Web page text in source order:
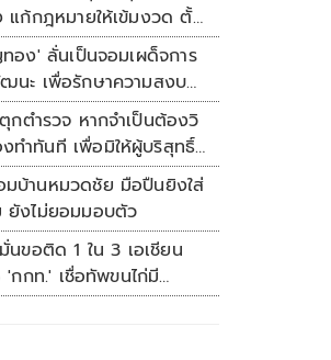
แก้กฎหมายให้เข้มงวด ตั้ง
อง' ลั่นเป็นจอมเผด็จการ
นะ เพื่อรักษาความสงบ
ในรพ.
กตำรวจ หากจำเป็นต้องวิ
ทำทันที เพื่อมิให้ผู้บริสุทธิ์
มบ้านหมวดชัย มือปืนยิงใส่
งไม่ยอมมอบตัว
ขอติด 1 ใน 3 เอเชียน
'กกท.' เชื่อทัพขนไก่มี